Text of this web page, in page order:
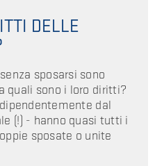
DELLE
sposarsi sono
quali sono i loro diritti?
dal
(!) - hanno quasi tutti i
sposate o unite